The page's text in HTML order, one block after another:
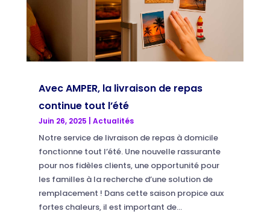
Avec AMPER, la livraison de repas
continue tout l’été
Juin 26, 2025 Actualités
Notre service de livraison de repas à domicile
fonctionne tout l’été. Une nouvelle rassurante
pour nos fidèles clients, une opportunité pour
les familles à la recherche d’une solution de
remplacement ! Dans cette saison propice aux
fortes chaleurs, il est important de...